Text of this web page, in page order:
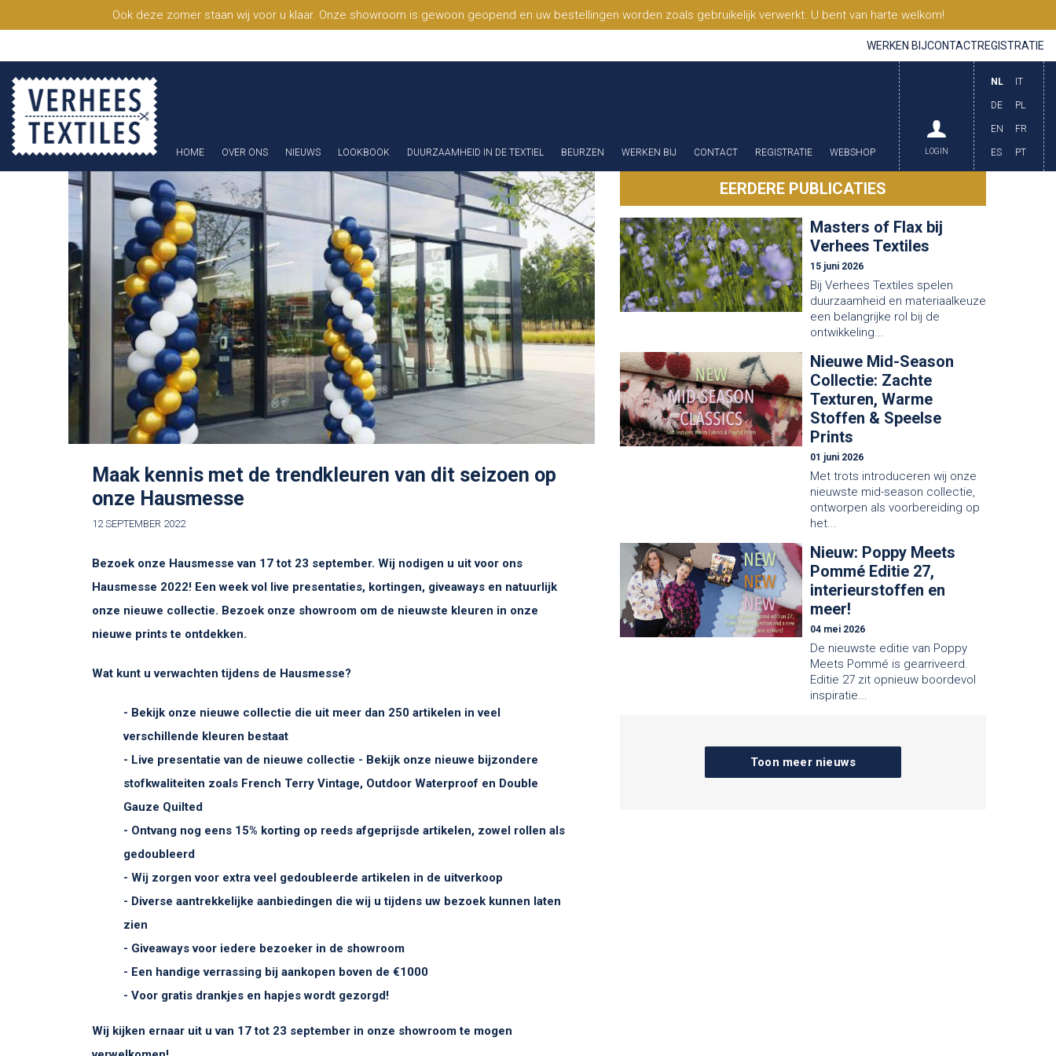
Ook deze zomer staan wij voor u klaar. Onze showroom is gewoon geopend en uw bestellingen worden zoals gebruikelijk verwerkt. U bent van harte welkom!
WERKEN BIJCONTACTREGISTRATIE
HOME OVER ONS NIEUWS LOOKBOOK DUURZAAMHEID IN DE TEXTIEL BEURZEN WERKEN BIJ CONTACT REGISTRATIE WEBSHOP
NL
DE
EN
ES
IT
PL
FR
PT
LOGIN
Maak kennis met de trendkleuren van dit seizoen op
onze Hausmesse
12 SEPTEMBER 2022
Bezoek onze Hausmesse van 17 tot 23 september. Wij nodigen u uit voor ons
Hausmesse 2022! Een week vol live presentaties, kortingen, giveaways en natuurlijk
onze nieuwe collectie. Bezoek onze showroom om de nieuwste kleuren in onze
nieuwe prints te ontdekken.
Wat kunt u verwachten tijdens de Hausmesse?
- Bekijk onze nieuwe collectie die uit meer dan 250 artikelen in veel
verschillende kleuren bestaat
- Live presentatie van de nieuwe collectie - Bekijk onze nieuwe bijzondere
stofkwaliteiten zoals French Terry Vintage, Outdoor Waterproof en Double
Gauze Quilted
- Ontvang nog eens 15% korting op reeds afgeprijsde artikelen, zowel rollen als
gedoubleerd
- Wij zorgen voor extra veel gedoubleerde artikelen in de uitverkoop
- Diverse aantrekkelijke aanbiedingen die wij u tijdens uw bezoek kunnen laten
zien
- Giveaways voor iedere bezoeker in de showroom
- Een handige verrassing bij aankopen boven de €1000
- Voor gratis drankjes en hapjes wordt gezorgd!
Wij kijken ernaar uit u van 17 tot 23 september in onze showroom te mogen
EERDERE PUBLICATIES
Masters of Flax bij
Verhees Textiles
15 juni 2026
Bij Verhees Textiles spelen
duurzaamheid en materiaalkeuze
een belangrijke rol bij de
ontwikkeling...
Nieuwe Mid-Season
Collectie: Zachte
Texturen, Warme
Stoffen & Speelse
Prints
01 juni 2026
Met trots introduceren wij onze
nieuwste mid-season collectie,
ontworpen als voorbereiding op
het...
Nieuw: Poppy Meets
Pommé Editie 27,
interieurstoffen en
meer!
04 mei 2026
De nieuwste editie van Poppy
Meets Pommé is gearriveerd.
Editie 27 zit opnieuw boordevol
inspiratie...
Toon meer nieuws